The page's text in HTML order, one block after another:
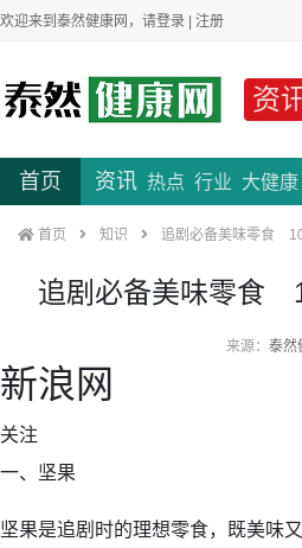
欢迎来到泰然健康网，请登录 | 注册
资
首页 资讯 热点 行业 大健康
首页 知识 追剧必备美味零食
追剧必备美味零食
来源： 泰然
新浪网
关注
一、坚果
坚果是追剧时的理想零食，既美味